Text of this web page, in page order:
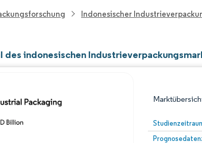
Indonesischer
des indonesischen